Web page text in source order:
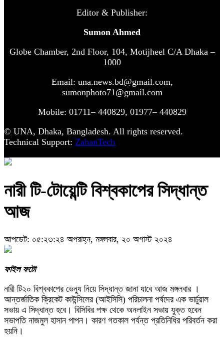
Editor & Publisher:
Sumon Ahmed
Globe Chamber, 2nd Floor, 104, Motijheel C/A Dhaka –
1000
Email: una.news.bd@gmail.com,
sumonphoto71@gmail.com
Mobile: 01711– 440829, 01977– 440829
© UNA, Dhaka, Bangladesh. All rights reserved.
Technical Support: ZahanTech
নারী টি-টোয়েন্টি বিশ্বকাপের সিদ্ধান্ত
আজ
আপডেট: ০৫:২৩:২৪ অপরাহ্ন, মঙ্গলবার, ২০ অগাস্ট ২০২৪
ফাইল ফটো
নারী টি২০ বিশ্বকাপের ভেন্যু নিয়ে সিদ্ধান্ত জানা যাবে আজ মঙ্গলবার ।
আন্তর্জাতিক ক্রিকেট কাউন্সিলের (আইসিসি) পরিচালনা পর্ষদের এক ভার্চুয়াল
সভায় এ সিদ্ধান্ত হবে। বিসিবির পক্ষ থেকে অনলাইন সভায় যুক্ত হবেন
সভাপতি নাজমুল হাসান পাপন। কারণ গতকাল পর্যন্ত প্রতিনিধির পরিবর্তন করা
হয়নি।